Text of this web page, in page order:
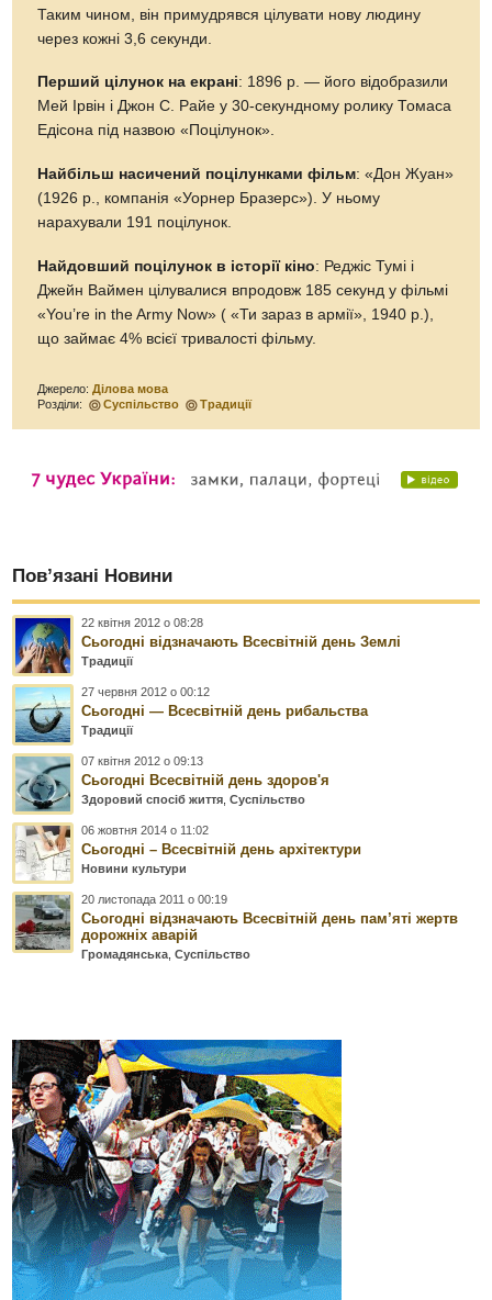
Таким чином, він примудрявся цілувати нову людину
через кожні 3,6 секунди.
Перший цілунок на екрані: 1896 р. — його відобразили
Мей Ірвін і Джон С. Райе у 30-секундному ролику Томаса
Едісона під назвою «Поцілунок».
Найбільш насичений поцілунками фільм: «Дон Жуан»
(1926 р., компанія «Уорнер Бразерс»). У ньому
нарахували 191 поцілунок.
Найдовший поцілунок в історії кіно: Реджіс Тумі і
Джейн Ваймен цілувалися впродовж 185 секунд у фільмі
«You’re in the Army Now» ( «Ти зараз в армії», 1940 р.),
що займає 4% всієї тривалості фільму.
Джерело:Ділова мова
Розділи:
Суспільство Традиції
Пов’язані Новини
22 квітня 2012 о 08:28
Сьогодні відзначають Всесвітній день Землі
Традиції
27 червня 2012 о 00:12
Сьогодні — Всесвітній день рибальства
Традиції
07 квітня 2012 о 09:13
Сьогодні Всесвітній день здоров'я
Здоровий спосіб життя ,Суспільство
06 жовтня 2014 о 11:02
Сьогодні – Всесвітній день архітектури
Новини культури
20 листопада 2011 о 00:19
Сьогодні відзначають Всесвітній день пам’яті жертв
дорожніх аварій
Громадянська ,Суспільство